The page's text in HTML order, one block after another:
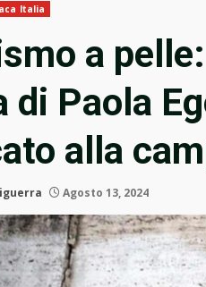
Italia
a
di Paola
alla
Agosto 13, 2024